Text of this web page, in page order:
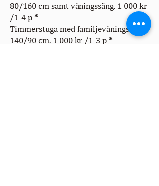
80/160 cm samt våningssäng. 1 000 kr
/1-4 p *
Timmerstuga med familjevåningssäng,
140/90 cm. 1 000 kr /1-3 p *